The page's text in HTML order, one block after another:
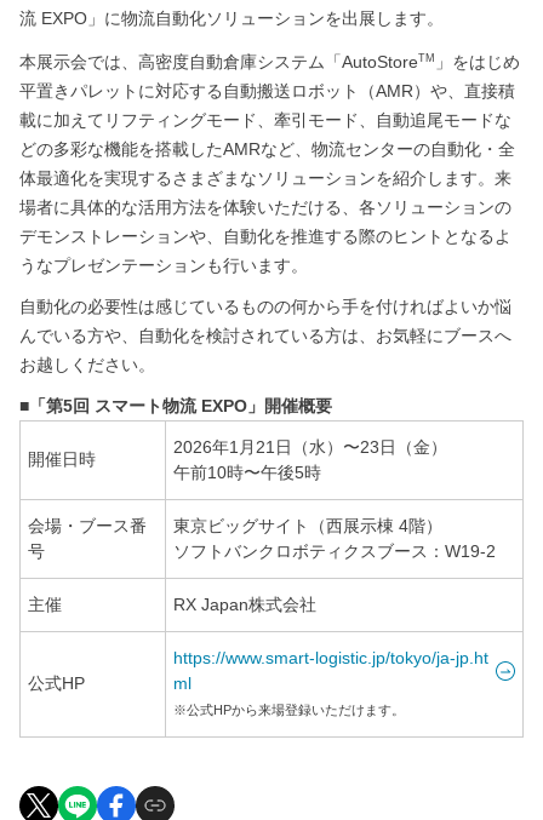
流 EXPO」に物流自動化ソリューションを出展します。
本展示会では、高密度自動倉庫システム「AutoStoreTM
」をはじめ
平置きパレットに対応する自動搬送ロボット（AMR）や、直接積
載に加えてリフティングモード、牽引モード、自動追尾モードな
どの多彩な機能を搭載したAMRなど、物流センターの自動化・全
体最適化を実現するさまざまなソリューションを紹介します。来
場者に具体的な活用方法を体験いただける、各ソリューションの
デモンストレーションや、自動化を推進する際のヒントとなるよ
うなプレゼンテーションも行います。
自動化の必要性は感じているものの何から手を付ければよいか悩
んでいる方や、自動化を検討されている方は、お気軽にブースへ
お越しください。
■「第5回 スマート物流 EXPO」開催概要
開催日時
2026年1月21日（水）〜23日（金）
午前10時〜午後5時
会場・ブース番
号
東京ビッグサイト（西展示棟 4階）
ソフトバンクロボティクスブース：W19-2
主催 RX Japan株式会社
公式HP
https://www.smart-logistic.jp/tokyo/ja-jp.ht
ml
※公式HPから来場登録いただけます。